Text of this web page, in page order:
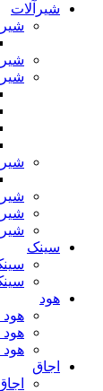
شیرآلات
سینک
هود
هود
هود
اجاق